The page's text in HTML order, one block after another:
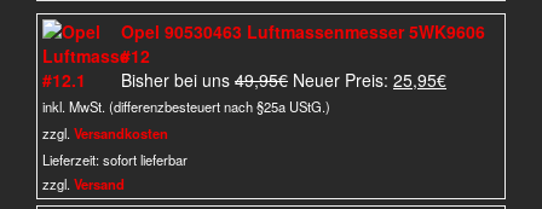
Opel 90530463 Luftmassenmesser 5WK9606
#12
Bisher bei uns 49,95€ Ursprünglicher
Preis
Neuer Preis: 25,95€Aktueller
inkl. MwSt. (differenzbesteuert nach §25a UStG.)
zzgl. Versandkosten
Lieferzeit:sofort lieferbar
zzgl. Versand